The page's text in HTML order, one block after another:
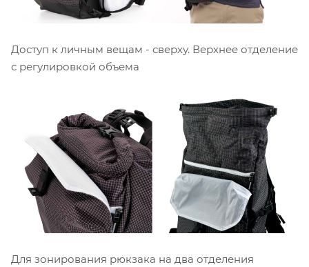
Доступ к личным вещам - сверху. Верхнее отделение
с регулировкой объема
Для зонирования рюкзака на два отделения